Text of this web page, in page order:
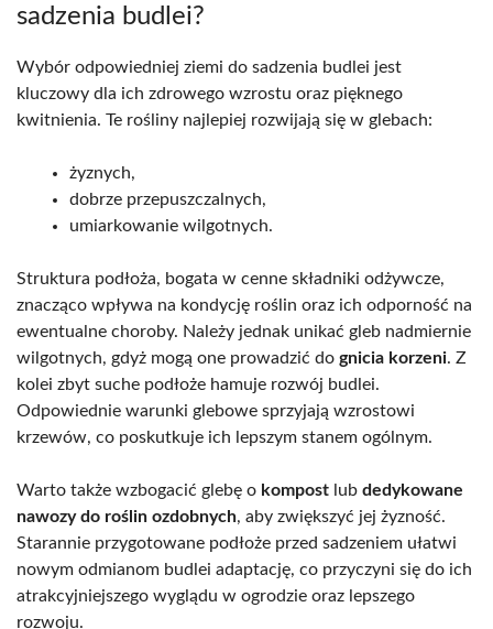
sadzenia budlei?
Wybór odpowiedniej ziemi do sadzenia budlei jest
kluczowy dla ich zdrowego wzrostu oraz pięknego
kwitnienia. Te rośliny najlepiej rozwijają się w glebach:
żyznych,
dobrze przepuszczalnych,
umiarkowanie wilgotnych.
Struktura podłoża, bogata w cenne składniki odżywcze,
znacząco wpływa na kondycję roślin oraz ich odporność na
ewentualne choroby. Należy jednak unikać gleb nadmiernie
wilgotnych, gdyż mogą one prowadzić do gnicia korzeni. Z
kolei zbyt suche podłoże hamuje rozwój budlei.
Odpowiednie warunki glebowe sprzyjają wzrostowi
krzewów, co poskutkuje ich lepszym stanem ogólnym.
Warto także wzbogacić glebę o kompost lub dedykowane
nawozy do roślin ozdobnych, aby zwiększyć jej żyzność.
Starannie przygotowane podłoże przed sadzeniem ułatwi
nowym odmianom budlei adaptację, co przyczyni się do ich
atrakcyjniejszego wyglądu w ogrodzie oraz lepszego
rozwoju.